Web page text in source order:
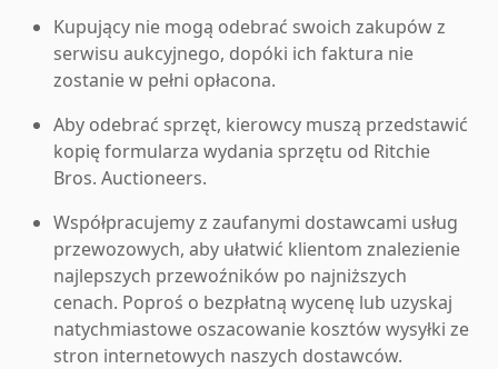
Kupujący nie mogą odebrać swoich zakupów z
serwisu aukcyjnego, dopóki ich faktura nie
zostanie w pełni opłacona.
Aby odebrać sprzęt, kierowcy muszą przedstawić
kopię formularza wydania sprzętu od Ritchie
Bros. Auctioneers.
Współpracujemy z zaufanymi dostawcami usług
przewozowych, aby ułatwić klientom znalezienie
najlepszych przewoźników po najniższych
cenach. Poproś o bezpłatną wycenę lub uzyskaj
natychmiastowe oszacowanie kosztów wysyłki ze
stron internetowych naszych dostawców.